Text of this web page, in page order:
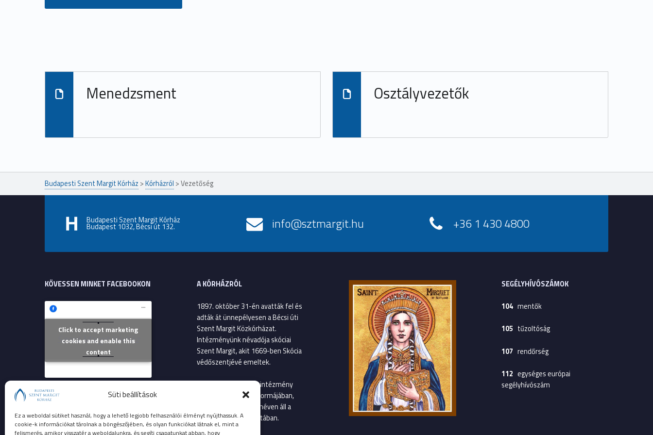
Süti beállítások
Ez a weboldal sütiket használ, hogy a lehető legjobb felhasználói élményt nyújthassuk. A
cookie-k információkat tárolnak a böngészőjében, és olyan funkciókat látnak el, mint a
felismerés, amikor visszatér a weboldalunkra, és segíti csapatunkat abban, hogy
Menedzsment Osztályvezetők
Budapesti Szent Margit Kórház >Kórházról >Vezetőség
Budapesti Szent Margit Kórház
Budapest 1032, Bécsi út 132. info@sztmargit.hu +36 1 430 4800
KÖVESSEN MINKET FACEBOOKON
Szent Margit Kórház
Click to accept marketing
cookies and enable this
content
A KÓRHÁZRÓL
1897. október 31-én avatták fel és
adták át ünnepélyesen a Bécsi úti
Szent Margit Közkórházat.
Intézményünk névadója skóciai
Szent Margit, akit 1669-ben Skócia
védőszentjévé emeltek.
2013. január 1-től az intézmény
költségvetési szerv formájában,
Szent Margit Kórház néven áll a
betegellátás szolgálatában.
SEGÉLYHÍVÓSZÁMOK
104mentők
105 tűzoltóság
107 rendőrség
112 egységes európai
segélyhívószám